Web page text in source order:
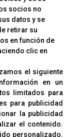
socios no
datos y se
retirar su
en función de
clic en
el siguiente
en un
limitados para
para publicidad
la publicidad
el contenido.
personalizado.